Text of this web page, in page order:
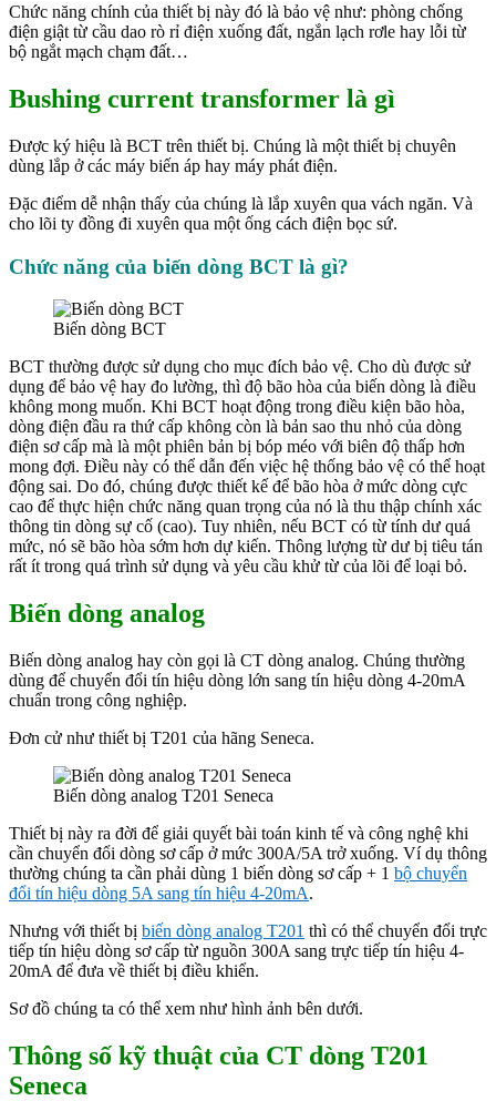
Chức năng chính của thiết bị này đó là bảo vệ như: phòng chống
điện giật từ cầu dao rò rỉ điện xuống đất, ngắn lạch rơle hay lỗi từ
bộ ngắt mạch chạm đất…
Bushing current transformer là gì
Được ký hiệu là BCT trên thiết bị. Chúng là một thiết bị chuyên
dùng lắp ở các máy biến áp hay máy phát điện.
Đặc điểm dễ nhận thấy của chúng là lắp xuyên qua vách ngăn. Và
cho lõi ty đồng đi xuyên qua một ống cách điện bọc sứ.
Chức năng của biến dòng BCT là gì?
Biến dòng BCT
BCT thường được sử dụng cho mục đích bảo vệ. Cho dù được sử
dụng để bảo vệ hay đo lường, thì độ bão hòa của biến dòng là điều
không mong muốn. Khi BCT hoạt động trong điều kiện bão hòa,
dòng điện đầu ra thứ cấp không còn là bản sao thu nhỏ của dòng
điện sơ cấp mà là một phiên bản bị bóp méo với biên độ thấp hơn
mong đợi. Điều này có thể dẫn đến việc hệ thống bảo vệ có thể hoạt
động sai. Do đó, chúng được thiết kế để bão hòa ở mức dòng cực
cao để thực hiện chức năng ​​quan trọng của nó là thu thập chính xác
thông tin dòng sự cố (cao). Tuy nhiên, nếu BCT có từ tính dư quá
mức, nó sẽ bão hòa sớm hơn dự kiến. Thông lượng từ dư bị tiêu tán
rất ít trong quá trình sử dụng và yêu cầu khử từ của lõi để loại bỏ.
Biến dòng analog
Biến dòng analog hay còn gọi là CT dòng analog. Chúng thường
dùng để chuyển đổi tín hiệu dòng lớn sang tín hiệu dòng 4-20mA
chuẩn trong công nghiệp.
Đơn cử như thiết bị T201 của hãng Seneca.
Biến dòng analog T201 Seneca
Thiết bị này ra đời để giải quyết bài toán kinh tế và công nghệ khi
cần chuyển đổi dòng sơ cấp ở mức 300A/5A trở xuống. Ví dụ thông
thường chúng ta cần phải dùng 1 biến dòng sơ cấp + 1 bộ chuyển
đổi tín hiệu dòng 5A sang tín hiệu 4-20mA.
Nhưng với thiết bị biến dòng analog T201 thì có thể chuyển đổi trực
tiếp tín hiệu dòng sơ cấp từ nguồn 300A sang trực tiếp tín hiệu 4-
20mA để đưa về thiết bị điều khiển.
Sơ đồ chúng ta có thể xem như hình ảnh bên dưới.
Thông số kỹ thuật của CT dòng T201
Seneca